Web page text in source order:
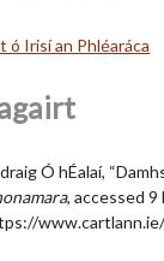
ó Irisí an Phléaráca
Ó hÉalaí,
, accessed 9